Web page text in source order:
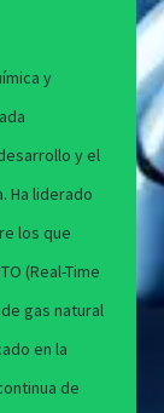
y
y el
Ha liderado
los que
(Real-Time
gas natural
en la
de